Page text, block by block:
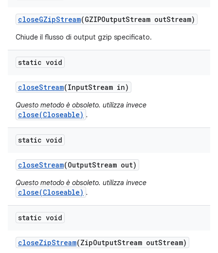
closeGZipStream(GZIPOutputStream outStream)
Chiude il flusso di output gzip specificato.
static void
closeStream(InputStream in)
Questo metodo è obsoleto. utilizza invece
close(Closeable) .
static void
closeStream(OutputStream out)
Questo metodo è obsoleto. utilizza invece
close(Closeable) .
static void
closeZipStream(ZipOutputStream outStream)